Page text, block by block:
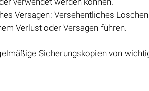
Versagen: Versehentliches
Verlust oder Versagen führen.
Sicherungskopien von